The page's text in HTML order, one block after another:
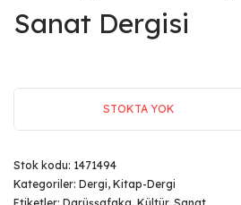
Sanat Dergisi
STOKTA YOK
Stok kodu: 1471494
Kategoriler: Dergi, Kitap-Dergi